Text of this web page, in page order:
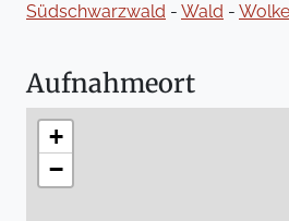
Südschwarzwald - Wald -
Aufnahmeort
+
−